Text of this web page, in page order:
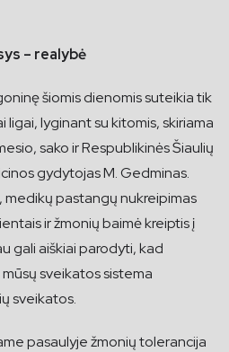
– realybė
šiomis dienomis suteikia tik
ligai, lyginant su kitomis, skiriama
sako ir Respublikinės Šiaulių
gydytojas M. Gedminas.
medikų pastangų nukreipimas
ir žmonių baimė kreiptis į
gali aiškiai parodyti, kad
sveikatos sistema
sveikatos.
pasaulyje žmonių tolerancija